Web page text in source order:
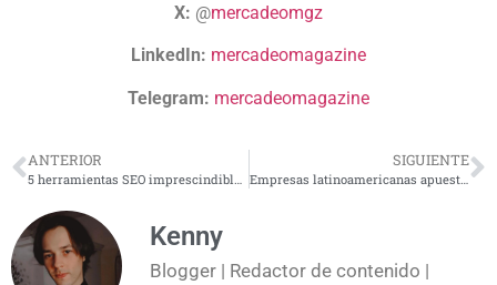
X: @mercadeomgz
LinkedIn: mercadeomagazine
Telegram: mercadeomagazine
ANTERIOR SIGUIENTE
Empresas latinoamericanas apuestan por el marketing digital
Kenny
Blogger | Redactor de contenido |